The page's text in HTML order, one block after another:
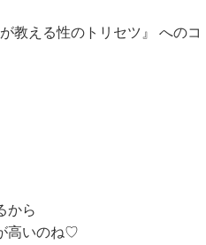
教える性のトリセツ』 へのコ
から
高いのね♡